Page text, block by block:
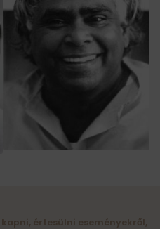
értesülni eseményekről,